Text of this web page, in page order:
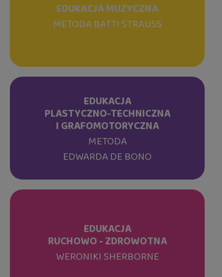
EDUKACJA MUZYCZNA
METODA BATTI STRAUSS
EDUKACJA
PLASTYCZNO-TECHNICZNA
I GRAFOMOTORYCZNA
METODA
EDWARDA DE BONO
EDUKACJA
RUCHOWO - ZDROWOTNA
WERONIKI SHERBORNE